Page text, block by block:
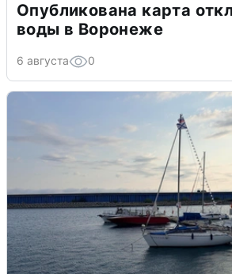
Опубликована карта
воды в Воронеже
6 августа 0